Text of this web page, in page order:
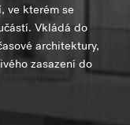
ve kterém se
Vkládá do
architektury,
zasazení do